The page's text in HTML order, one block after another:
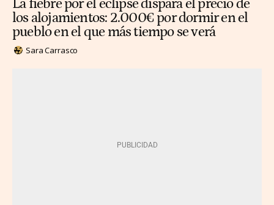
La fiebre por el eclipse dispara el precio de
los alojamientos: 2.000€ por dormir en el
pueblo en el que más tiempo se verá
Sara Carrasco